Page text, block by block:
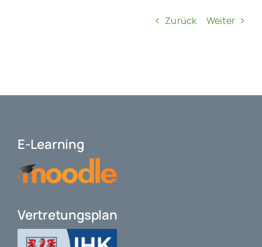
Zurück Weiter
E-Learning
Vertretungsplan